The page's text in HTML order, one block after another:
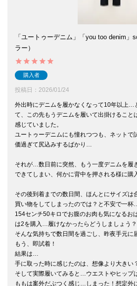
「ユートゥーデニム」「you too denim」
ラー）
購入者
投稿日 2026/01/24
外出時にデニムを履かなくなって10年以上…
て、この先もうデニムを履いて出掛けること
感じていました。
ユートゥーデニムにも憧れつつも、ネットで
価過ぎて尻込みするばかり…
それが…数日前に突然、もう一度デニムを履
できてしまい、何かに背中を押される様に購
その後到着までの数日間、ほんとにサイズは
買い物をしてしまったのでは？と不安で一杯…
154センチ50キロでお腹のお肉も気になるお
は2を購入…履けなかったらどうしましょう？
そんな気持ちで数日間を過ごし、昨夜手元に
もう、即試着！
結果は…
手に取った時に感じたのは、想像より大きい
そして実際履いてみると…ウエストやヒップ
ももは案外だぶつく感じ…しまった！想定外